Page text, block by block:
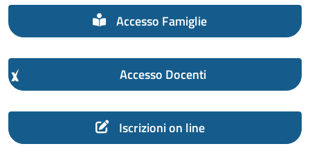
Accesso Famiglie
Accesso Docenti
Iscrizioni on line